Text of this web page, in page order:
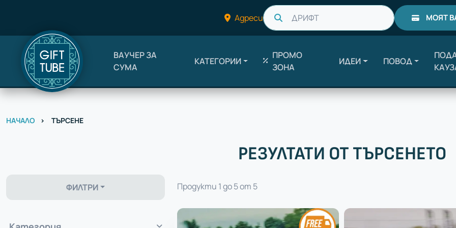
Адреси Търси МОЯТ
ВАУЧЕР ЗА
СУМА
КАТЕГОРИИ
ПРОМО
ЗОНА
ИДЕИ ПОВОД
НАЧАЛО ТЪРСЕНЕ
РЕЗУЛТАТИ ОТ ТЪРСЕНЕТО
ФИЛТРИ Продукти 1 до 5 от 5